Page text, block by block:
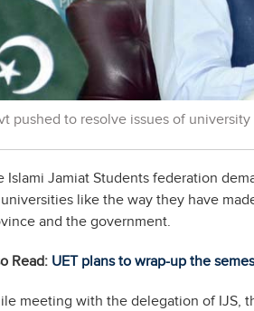
pushed to resolve issues of
Islami Jamiat Students federation
like the way they have
and the government.
Read: UET plans to wrap-up the
meeting with the delegation of IJS,